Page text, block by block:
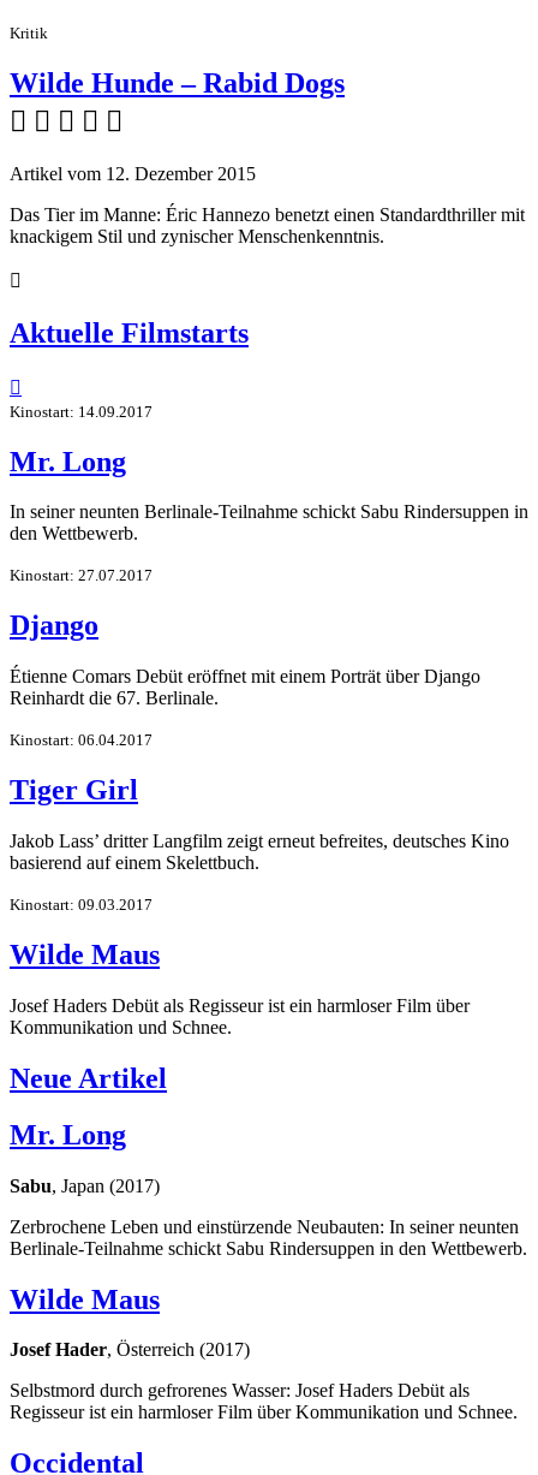
Kritik
Wilde Hunde – Rabid Dogs
    
Artikel vom 12. Dezember 2015
Das Tier im Manne: Éric Hannezo benetzt einen Standardthriller mit
knackigem Stil und zynischer Menschenkenntnis.

Aktuelle Filmstarts

Kinostart: 14.09.2017
Mr. Long
In seiner neunten Berlinale-Teilnahme schickt Sabu Rindersuppen in
den Wettbewerb.
Kinostart: 27.07.2017
Django
Étienne Comars Debüt eröffnet mit einem Porträt über Django
Reinhardt die 67. Berlinale.
Kinostart: 06.04.2017
Tiger Girl
Jakob Lass’ dritter Langfilm zeigt erneut befreites, deutsches Kino
basierend auf einem Skelettbuch.
Kinostart: 09.03.2017
Wilde Maus
Josef Haders Debüt als Regisseur ist ein harmloser Film über
Kommunikation und Schnee.
Neue Artikel
Mr. Long
Sabu, Japan (2017)
Zerbrochene Leben und einstürzende Neubauten: In seiner neunten
Berlinale-Teilnahme schickt Sabu Rindersuppen in den Wettbewerb.
Wilde Maus
Josef Hader, Österreich (2017)
Selbstmord durch gefrorenes Wasser: Josef Haders Debüt als
Regisseur ist ein harmloser Film über Kommunikation und Schnee.
Occidental